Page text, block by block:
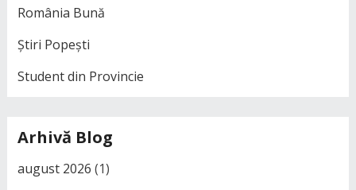
România Bună
Știri Popești
Student din Provincie
Arhivă Blog
august 2026 (1)